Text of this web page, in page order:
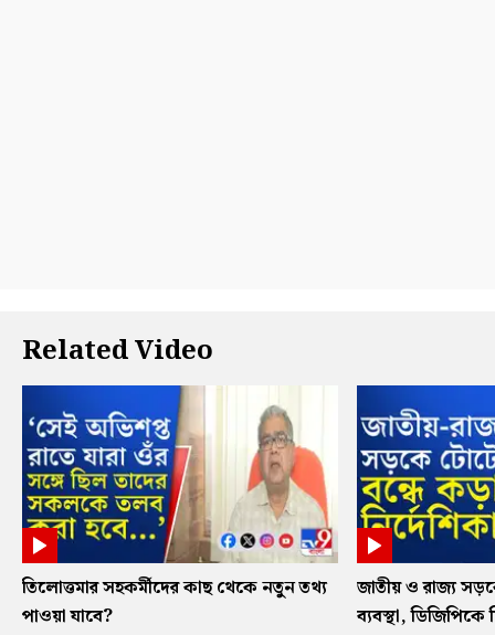
Related Video
তিলোত্তমার সহকর্মীদের কাছ থেকে নতুন তথ্য
পাওয়া যাবে?
জাতীয় ও রাজ্য
ব্যবস্থা,